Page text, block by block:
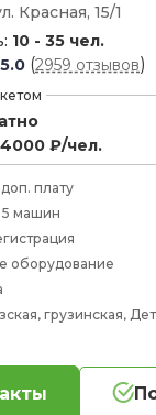
Красная, 15/1
10 - 35 чел.
5.0 (2959 отзывов)
₽/чел.
плату
5 машин
оборудование
грузинская,